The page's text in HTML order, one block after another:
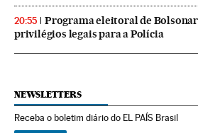
20:55
Programa eleitoral de
privilégios legais para a Polícia
NEWSLETTERS
Receba o boletim diário do EL PAÍS Brasil